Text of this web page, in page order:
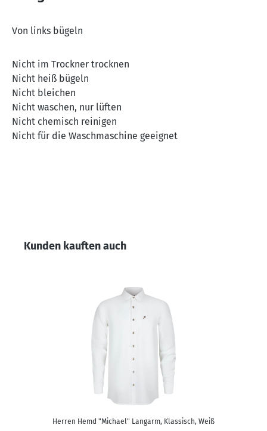
Von links bügeln
Nicht im Trockner trocknen
Nicht heiß bügeln
Nicht bleichen
Nicht waschen, nur lüften
Nicht chemisch reinigen
Nicht für die Waschmaschine geeignet
Produktgalerie überspringen
Kunden kauften auch
Herren Hemd "Michael" Langarm, Klassisch, Weiß